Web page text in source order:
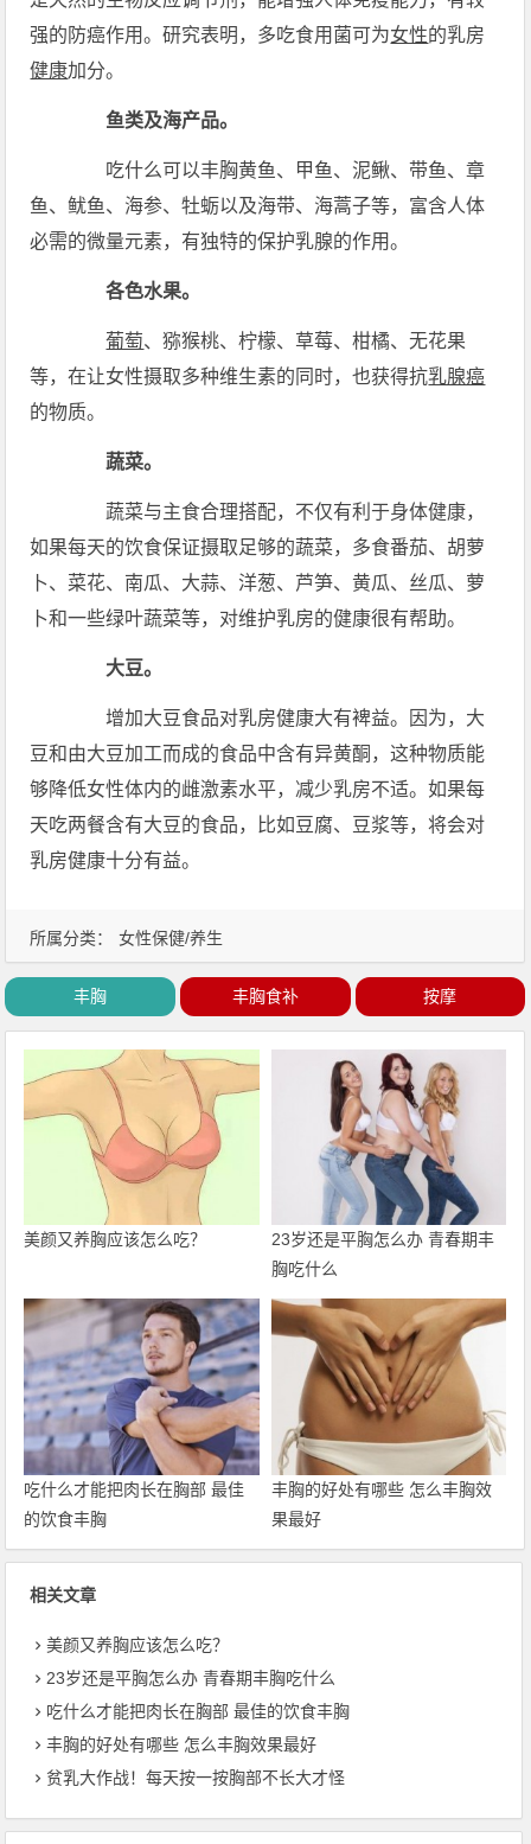
所属分类： 女性保健/养生
强的防癌作用。研究表明，多吃食用菌可为女性的乳房
健康加分。
鱼类及海产品。
吃什么可以丰胸黄鱼、甲鱼、泥鳅、带鱼、章
鱼、鱿鱼、海参、牡蛎以及海带、海蒿子等，富含人体
必需的微量元素，有独特的保护乳腺的作用。
各色水果。
葡萄、猕猴桃、柠檬、草莓、柑橘、无花果
等，在让女性摄取多种维生素的同时，也获得抗乳腺癌
的物质。
蔬菜。
蔬菜与主食合理搭配，不仅有利于身体健康，
如果每天的饮食保证摄取足够的蔬菜，多食番茄、胡萝
卜、菜花、南瓜、大蒜、洋葱、芦笋、黄瓜、丝瓜、萝
卜和一些绿叶蔬菜等，对维护乳房的健康很有帮助。
大豆。
增加大豆食品对乳房健康大有裨益。因为，大
豆和由大豆加工而成的食品中含有异黄酮，这种物质能
够降低女性体内的雌激素水平，减少乳房不适。如果每
天吃两餐含有大豆的食品，比如豆腐、豆浆等，将会对
乳房健康十分有益。
丰胸 丰胸食补 按摩
美颜又养胸应该怎么吃？
23岁还是平胸怎么办 青春期丰
胸吃什么
吃什么才能把肉长在胸部 最佳
的饮食丰胸
丰胸的好处有哪些 怎么丰胸效
果最好
相关文章
美颜又养胸应该怎么吃？
23岁还是平胸怎么办 青春期丰胸吃什么
吃什么才能把肉长在胸部 最佳的饮食丰胸
丰胸的好处有哪些 怎么丰胸效果最好
贫乳大作战！每天按一按胸部不长大才怪